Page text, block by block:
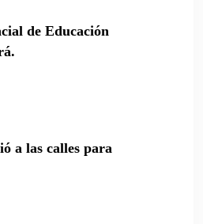
de Educación
a las calles para